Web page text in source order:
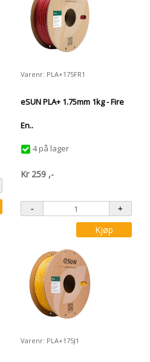
Varenr: PLA+175FR1
eSUN PLA+ 1.75mm 1kg - Fire
En..
4 på lager
Kr 259 ,-
Kjøp
Varenr: PLA+175J1